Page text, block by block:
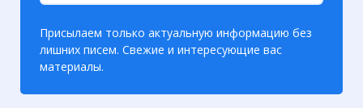
Присылаем только актуальную информацию без
лишних писем. Свежие и интересующие вас
материалы.